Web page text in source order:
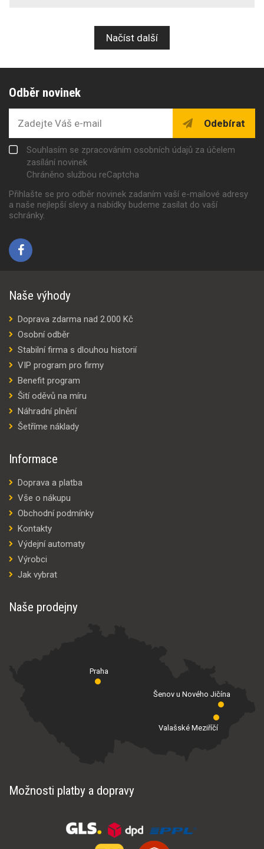
Načíst další
Odběr novinek
Odebírat
Souhlasím se zpracováním osobních údajů za účelem
zasílání novinek
Chráněno službou reCaptcha
Přihlašte se pro odběr novinek zadaním vaší e-mailové adresy
a naše nejlepší slevy a nabídky budeme zasílat do vaší
schránky.
Naše výhody
Doprava zdarma nad 2.000 Kč
Osobní odběr
Stabilní firma s dlouhou historií
VIP program pro firmy
Benefit program
Šití oděvů na míru
Náhradní plnění
Šetříme náklady
Informace
Doprava a platba
Vše o nákupu
Obchodní podmínky
Kontakty
Výdejní automaty
Výrobci
Jak vybrat
Naše prodejny
Praha
Valašské Meziříčí
Šenov u Nového Jičína
Možnosti platby a dopravy